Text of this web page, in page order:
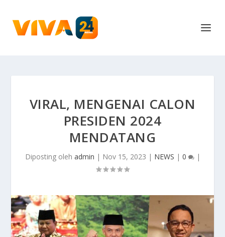
VIRAL, MENGENAI CALON
PRESIDEN 2024
MENDATANG
Diposting oleh admin | Nov 15, 2023 | NEWS | 0 |